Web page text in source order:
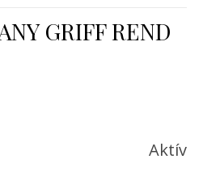
GRIFF REND
Aktív